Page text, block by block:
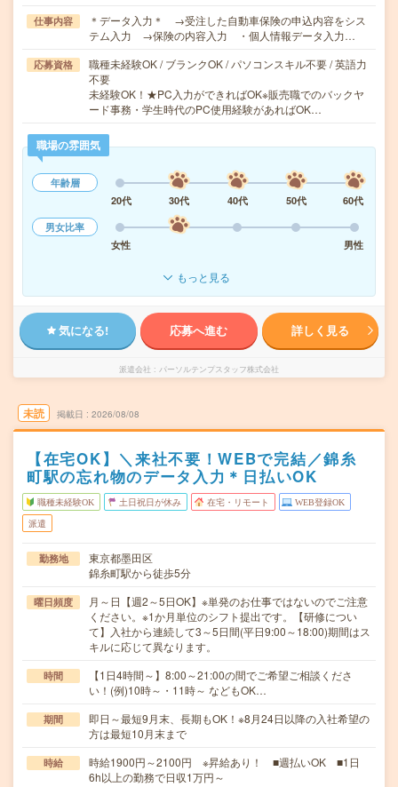
仕事内容
＊データ入力＊ →受注した自動車保険の申込内容をシス
テム入力 →保険の内容入力 ・個人情報データ入力…
応募資格
職種未経験OK / ブランクOK / パソコンスキル不要 / 英語力
不要
未経験OK！★PC入力ができればOK※販売職でのバックヤ
ード事務・学生時代のPC使用経験があればOK…
職場の雰囲気
年齢層
20代
30代 40代 50代
60代
男女比率
女性
男性
もっと見る
気になる! 応募へ進む 詳しく見る
派遣会社 パーソルテンプスタッフ株式会社
未読 掲載日 2026/08/08
【在宅OK】＼来社不要！WEBで完結／錦糸
町駅の忘れ物のデータ入力＊日払いOK
職種未経験OK 土日祝日が休み 在宅・リモート WEB登録OK
派遣
勤務地
東京都墨田区
錦糸町駅から徒歩5分
曜日頻度
月～日【週2～5日OK】※単発のお仕事ではないのでご注意
ください。※1か月単位のシフト提出です。【研修につい
て】入社から連続して3～5日間(平日9:00～18:00)期間はス
キルに応じて異なります。
時間
【1日4時間～】8:00～21:00の間でご希望ご相談くださ
い！(例)10時～・11時～ などもOK…
期間
即日～最短9月末、長期もOK！※8月24日以降の入社希望の
方は最短10月末まで
時給
時給1900円～2100円 ※昇給あり！ ■週払いOK ■1日
6h以上の勤務で日収1万円～